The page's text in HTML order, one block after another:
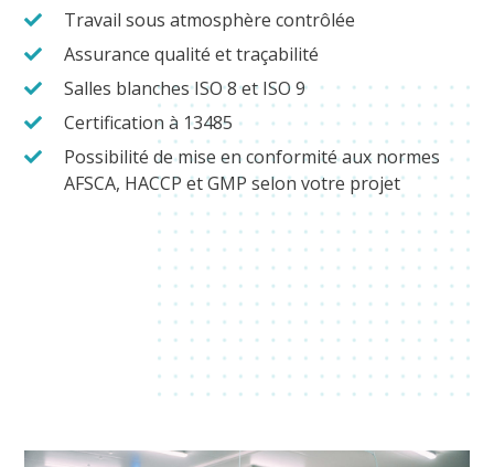
Travail sous atmosphère contrôlée
Assurance qualité et traçabilité
Salles blanches ISO 8 et ISO 9
Certification à 13485
Possibilité de mise en conformité aux normes
AFSCA, HACCP et GMP selon votre projet